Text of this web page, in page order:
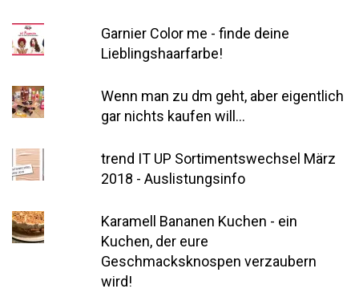
Garnier Color me - finde deine
Lieblingshaarfarbe!
Wenn man zu dm geht, aber eigentlich
gar nichts kaufen will...
trend IT UP Sortimentswechsel März
2018 - Auslistungsinfo
Karamell Bananen Kuchen - ein
Kuchen, der eure
Geschmacksknospen verzaubern
wird!